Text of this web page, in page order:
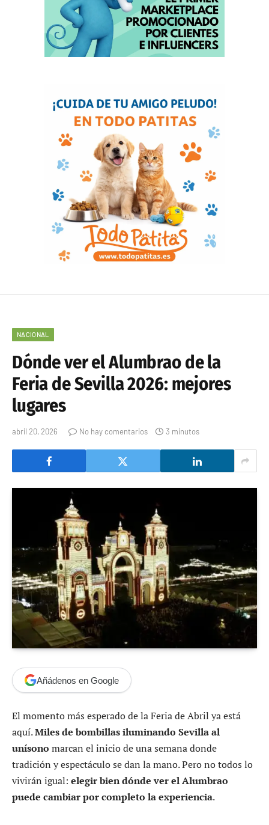
NACIONAL
Dónde ver el Alumbrao de la
Feria de Sevilla 2026: mejores
lugares
abril 20, 2026 No hay comentarios 3 minutos
Añádenos en Google
El momento más esperado de la Feria de Abril ya está
aquí.Miles de bombillas iluminando Sevilla al
unísono marcan el inicio de una semana donde
tradición y espectáculo se dan la mano. Pero no todos lo
vivirán igual: elegir bien dónde ver el Alumbrao
puede cambiar por completo la experiencia.